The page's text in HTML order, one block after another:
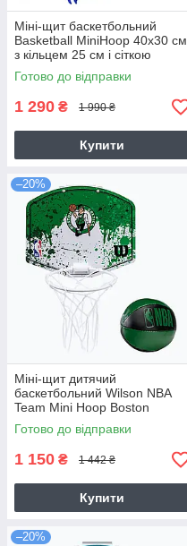
Міні-щит баскетбольний
Basketball MiniHoop 40х30 см
з кільцем 25 см і сіткою
(MR1184)
Готово до відправки
1 290 ₴ 1 990 ₴
Купити
–20%
Міні-щит дитячий
баскетбольний Wilson NBA
Team Mini Hoop Boston
Celtics (WTBA1302BOS)
Готово до відправки
1 150 ₴ 1 442 ₴
Купити
–20%